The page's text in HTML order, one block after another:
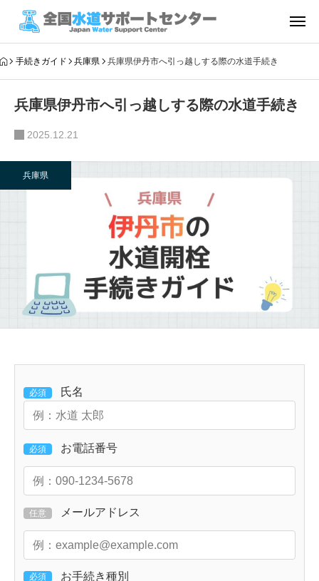
手続きガイド 兵庫県 兵庫県伊丹市へ引っ越しする際の水道手続き
兵庫県伊丹市へ引っ越しする際の水道手続き
2025.12.21
兵庫県
必須 氏名
必須 お電話番号
任意 メールアドレス
必須 お手続き種別